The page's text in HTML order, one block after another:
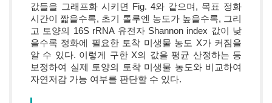
값들을 그래프화 시키면 Fig. 4와 같으며, 목표 정화
시간이 짧을수록, 초기 톨루엔 농도가 높을수록, 그리
고 토양의 16S rRNA 유전자 Shannon index 값이 낮
을수록 정화에 필요한 토착 미생물 농도 X가 커짐을
알 수 있다. 이렇게 구한 X의 값을 평균 산정하는 등
보정하여 실제 토양의 토착 미생물 농도와 비교하여
자연저감 가능 여부를 판단할 수 있다.